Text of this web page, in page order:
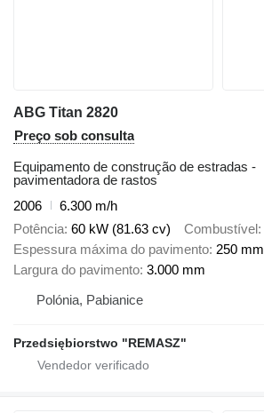
ABG Titan 2820
Preço sob consulta
Equipamento de construção de estradas -
pavimentadora de rastos
2006
6.300 m/h
Potência 60 kW (81.63 cv) Combustível
Espessura máxima do pavimento 250 mm
Largura do pavimento 3.000 mm
Polónia, Pabianice
Przedsiębiorstwo "REMASZ"